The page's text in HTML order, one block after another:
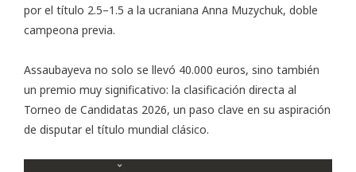
por el título 2.5–1.5 a la ucraniana Anna Muzychuk, doble
campeona previa.
Assaubayeva no solo se llevó 40.000 euros, sino también
un premio muy significativo: la clasificación directa al
Torneo de Candidatas 2026, un paso clave en su aspiración
de disputar el título mundial clásico.